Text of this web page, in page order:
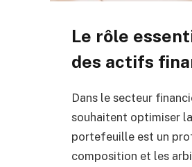
Le rôle
des actifs
Dans le secteur
souhaitent optimiser
portefeuille est un
composition et les